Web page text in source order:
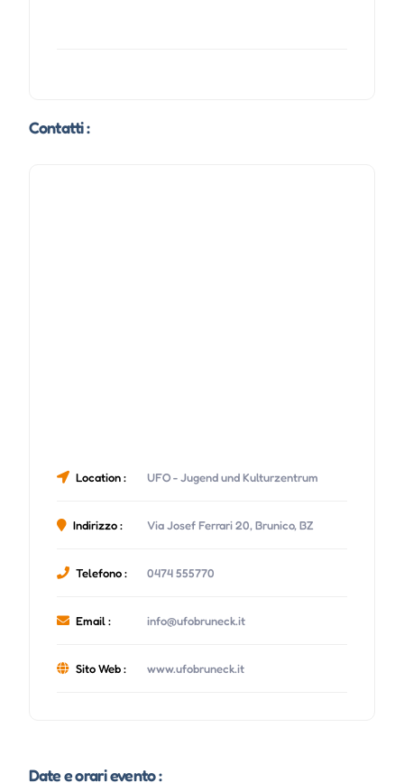
Contatti :
Location : UFO - Jugend und Kulturzentrum
Indirizzo : Via Josef Ferrari 20, Brunico, BZ
Telefono : 0474 555770
Email : info@ufobruneck.it
Sito Web : www.ufobruneck.it
Date e orari evento :